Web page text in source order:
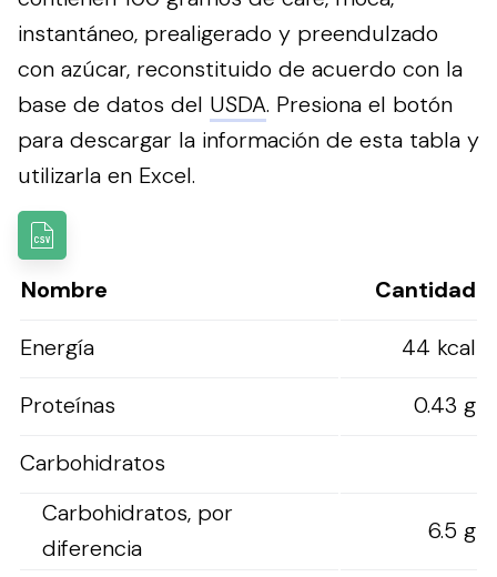
instantáneo, prealigerado y preendulzado
con azúcar, reconstituido de acuerdo con la
base de datos del USDA. Presiona el botón
para descargar la información de esta tabla y
utilizarla en Excel.
Nombre
Cantidad
Energía
44 kcal
Proteínas
0.43 g
Carbohidratos
Carbohidratos, por
diferencia
6.5 g